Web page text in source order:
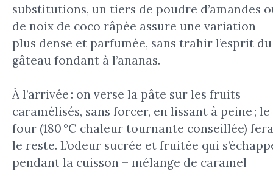
substitutions, un tiers de poudre d’amandes
de noix de coco râpée assure une variation
plus dense et parfumée, sans trahir l’esprit du
gâteau fondant à l’ananas.
À l’arrivée : on verse la pâte sur les fruits
caramélisés, sans forcer, en lissant à peine ; le
four (180 °C chaleur tournante conseillée) fera
le reste. L’odeur sucrée et fruitée qui
pendant la cuisson – mélange de caramel